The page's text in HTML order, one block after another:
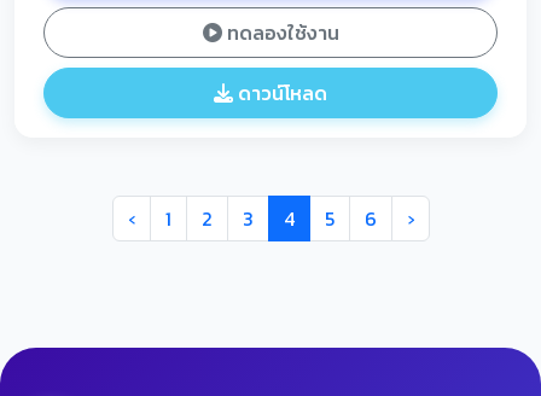
ทดลองใช้งาน
ดาวน์โหลด
‹ 1 2 3 4 5 6 ›